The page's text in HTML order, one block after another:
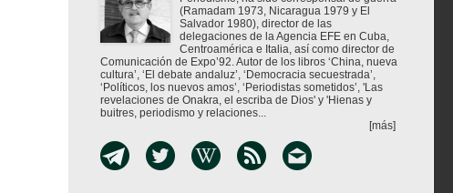
(Ramadam 1973, Nicaragua 1979 y El
Salvador 1980), director de las
delegaciones de la Agencia EFE en Cuba,
Centroamérica e Italia, así como director de
Comunicación de Expo’92. Autor de los libros ‘China, nueva
cultura’, ‘El debate andaluz’, ‘Democracia secuestrada’,
‘Políticos, los nuevos amos’, ‘Periodistas sometidos’, 'Las
revelaciones de Onakra, el escriba de Dios' y 'Hienas y
buitres, periodismo y relaciones...
[más]